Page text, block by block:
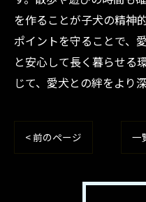
を作ることが子犬の精神
ポイントを守ることで、
と安心して長く暮らせる
じて、愛犬との絆をより
< 前のページ 一